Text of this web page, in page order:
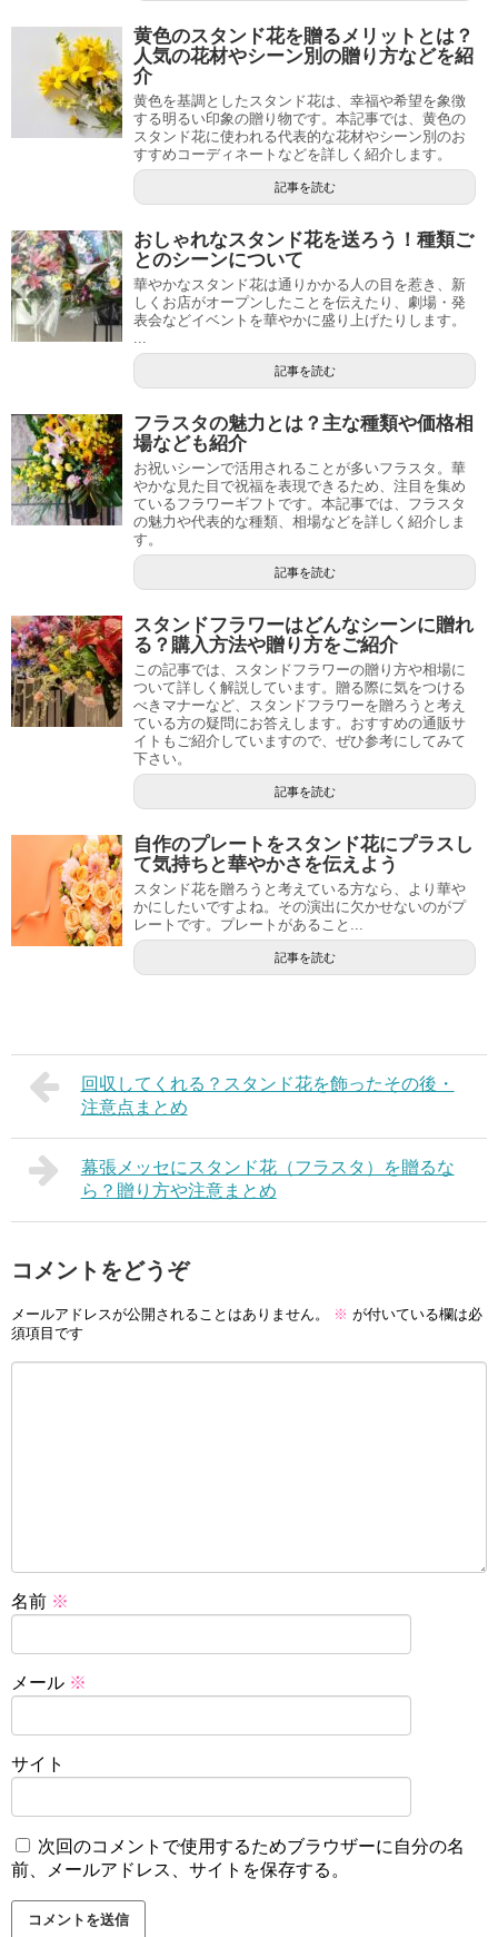
黄色のスタンド花を贈るメリットとは？
人気の花材やシーン別の贈り方などを紹
介
黄色を基調としたスタンド花は、幸福や希望を象徴
する明るい印象の贈り物です。本記事では、黄色の
スタンド花に使われる代表的な花材やシーン別のお
すすめコーディネートなどを詳しく紹介します。
記事を読む
おしゃれなスタンド花を送ろう！種類ご
とのシーンについて
華やかなスタンド花は通りかかる人の目を惹き、新
しくお店がオープンしたことを伝えたり、劇場・発
表会などイベントを華やかに盛り上げたりします。
...
記事を読む
フラスタの魅力とは？主な種類や価格相
場なども紹介
お祝いシーンで活用されることが多いフラスタ。華
やかな見た目で祝福を表現できるため、注目を集め
ているフラワーギフトです。本記事では、フラスタ
の魅力や代表的な種類、相場などを詳しく紹介しま
す。
記事を読む
スタンドフラワーはどんなシーンに贈れ
る？購入方法や贈り方をご紹介
この記事では、スタンドフラワーの贈り方や相場に
ついて詳しく解説しています。贈る際に気をつける
べきマナーなど、スタンドフラワーを贈ろうと考え
ている方の疑問にお答えします。おすすめの通販サ
イトもご紹介していますので、ぜひ参考にしてみて
下さい。
記事を読む
自作のプレートをスタンド花にプラスし
て気持ちと華やかさを伝えよう
スタンド花を贈ろうと考えている方なら、より華や
かにしたいですよね。その演出に欠かせないのがプ
レートです。プレートがあること...
記事を読む
回収してくれる？スタンド花を飾ったその後・
注意点まとめ
幕張メッセにスタンド花（フラスタ）を贈るな
ら？贈り方や注意まとめ
コメントをどうぞ
メールアドレスが公開されることはありません。 ※ が付いている欄は必
須項目です
名前 ※
メール ※
サイト
次回のコメントで使用するためブラウザーに自分の名
前、メールアドレス、サイトを保存する。